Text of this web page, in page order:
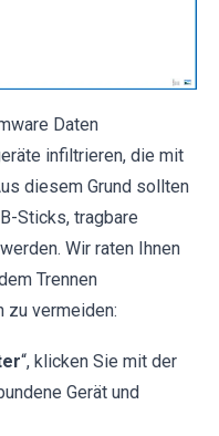
Daten
infiltrieren, die mit
diesem Grund sollten
Sticks, tragbare
Wir raten Ihnen
Trennen
zu vermeiden:
“, klicken Sie mit der
Gerät und